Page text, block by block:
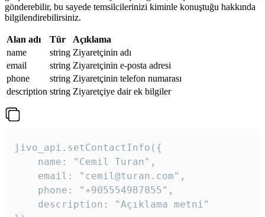
gönderebilir, bu sayede temsilcilerinizi kiminle konuştuğu hakkında
bilgilendirebilirsiniz.
Alan adı Tür
Açıklama
name
string Ziyaretçinin adı
email
string Ziyaretçinin e-posta adresi
phone
string Ziyaretçinin telefon numarası
description string Ziyaretçiye dair ek bilgiler
jivo_api.setContactInfo({
    name: "Cemil Turan",
    email: "cemil@turan.com",
    phone: "+905554987855",
    description: "Açıklama metni"